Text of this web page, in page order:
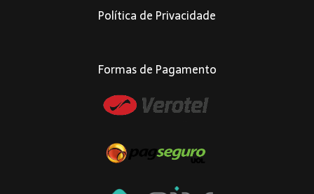
Política de Privacidade
Formas de Pagamento